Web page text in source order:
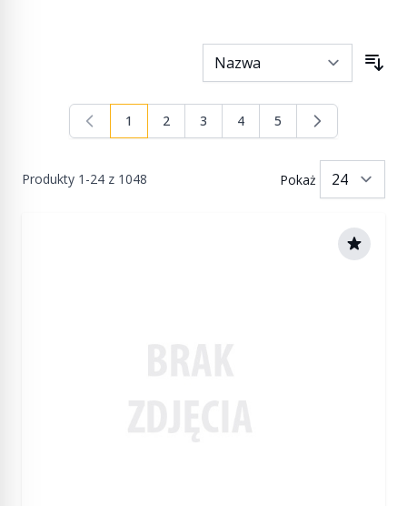
Produkty 1 -24 z 1048
Aktualnie czytasz stronę
1 Strona
2 Strona
3 Strona
4 Strona
5
Pokaż